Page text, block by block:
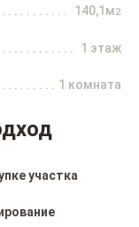
140,1м2
1 этаж
1 комната
участка